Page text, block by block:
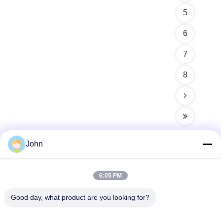
5
6
7
8
Dirección
John
6:05 PM
Good day, what product are you looking for?